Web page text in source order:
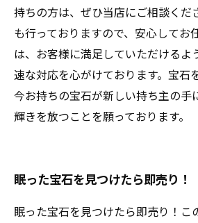
持ちの方は、ぜひ当店にご相談くだ
も行っておりますので、安心してお
は、お客様に満足していただけるよ
速な対応を心がけております。宝石
今お持ちの宝石が新しい持ち主の手
輝きを放つことを願っております。
眠った宝石を見つけたら即売り！
眠った宝石を見つけたら即売り！こ